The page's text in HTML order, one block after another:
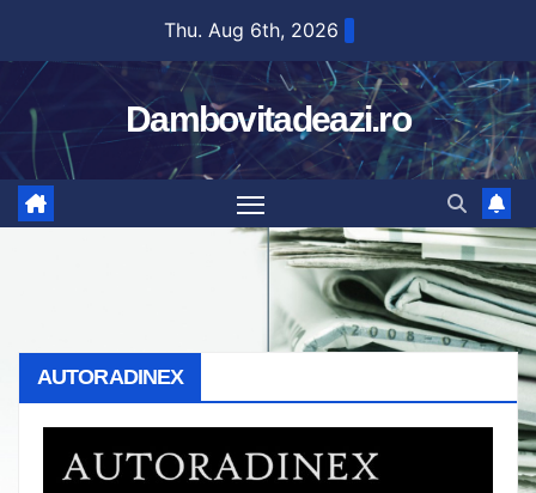
content
Thu. Aug 6th, 2026
Dambovitadeazi.ro
AUTORADINEX